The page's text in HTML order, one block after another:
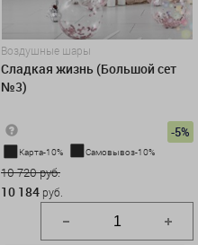
Воздушные шары
Сладкая жизнь (Большой сет
№3)
-5%
Карта-10% Самовывоз-10%
10 720 руб.
10 184 руб.